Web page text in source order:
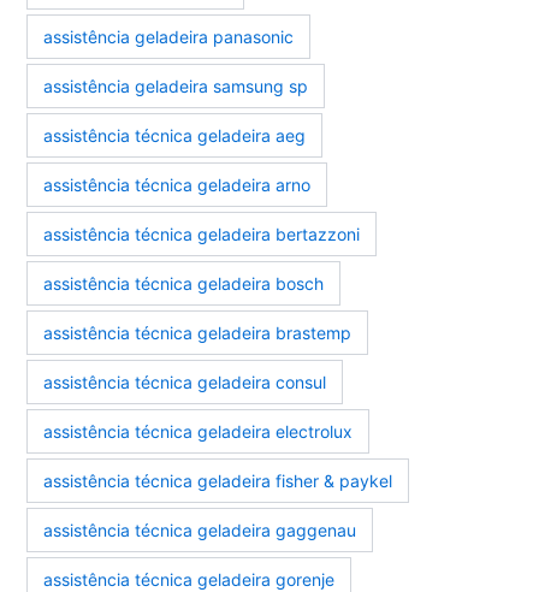
assistência geladeira panasonic
assistência geladeira samsung sp
assistência técnica geladeira aeg
assistência técnica geladeira arno
assistência técnica geladeira bertazzoni
assistência técnica geladeira bosch
assistência técnica geladeira brastemp
assistência técnica geladeira consul
assistência técnica geladeira electrolux
assistência técnica geladeira fisher & paykel
assistência técnica geladeira gaggenau
assistência técnica geladeira gorenje